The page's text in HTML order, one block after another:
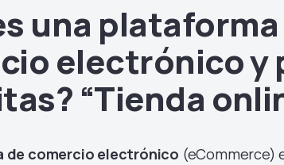
una
electrónico y
“Tienda
de comercio electrónico (eCommerce)